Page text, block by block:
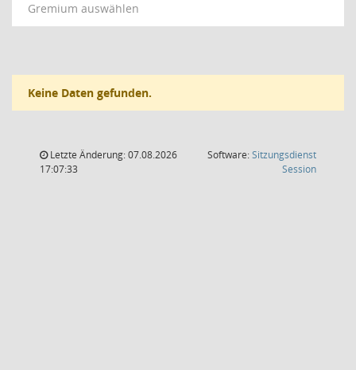
Gremium auswählen
Keine Daten gefunden.
Letzte Änderung: 07.08.2026
17:07:33
Software:Sitzungsdienst
Session(Wird in